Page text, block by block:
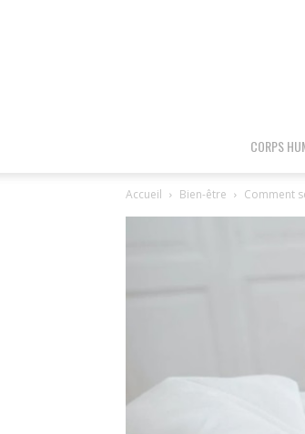
CORPS
Accueil Bien-être Comment